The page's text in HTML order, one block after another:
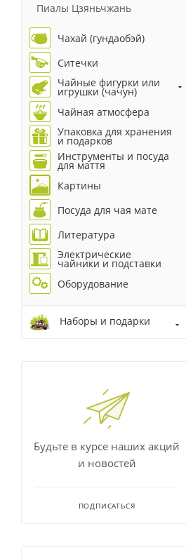
Пиалы Цзяньчжань
Чахай (гундаобэй)
Ситечки
Чайные фигурки или
игрушки (чачун)
Чайная атмосфера
Упаковка для хранения
и подарков
Инструменты и посуда
для маття
Картины
Посуда для чая мате
Литература
Электрические
чайники и подставки
Оборудование
Наборы и подарки
Будьте в курсе наших акций
и новостей
ПОДПИСАТЬСЯ